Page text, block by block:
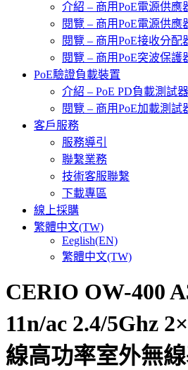
介紹 – 商用PoE電源供應
閱覽 – 商用PoE電源供應
閱覽 – 商用PoE接收分配
閱覽 – 商用PoE突波保護
PoE驗證負載裝置
介紹 – PoE PD負載測試器
閱覽 – 商用PoE加載測試
客戶服務
服務導引
聯繫業務
技術客服聯繫
下載專區
線上採購
繁體中文(TW)
Eeglish(EN)
繁體中文(TW)
CERIO OW-400
11n/ac 2.4/5Ghz
線高功率室外無